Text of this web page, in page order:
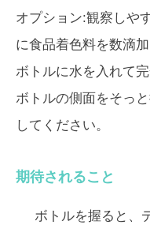
オプション:観察しや
に食品着色料を数滴加
ボトルに水を入れて
ボトルの側面をそっ
してください。
期待されること
ボトルを握ると、